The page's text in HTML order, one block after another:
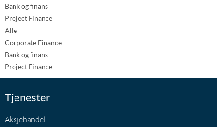
Bank og finans
Project Finance
Alle
Corporate Finance
Bank og finans
Project Finance
Tjenester
Aksjehandel